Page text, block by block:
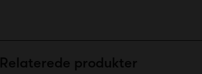
Relaterede produkter